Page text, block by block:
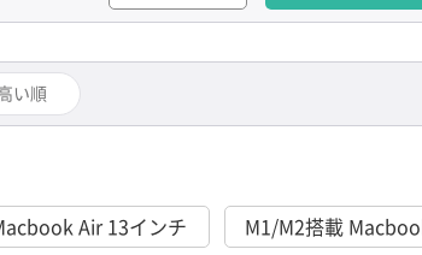
い順
Air 13インチ
M1/M2搭載